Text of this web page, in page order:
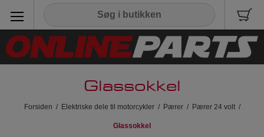
Glassokkel
Forsiden / Elektriske dele til motorcykler / Pærer / Pærer 24 volt /
Glassokkel